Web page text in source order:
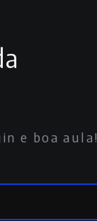
e boa aula!